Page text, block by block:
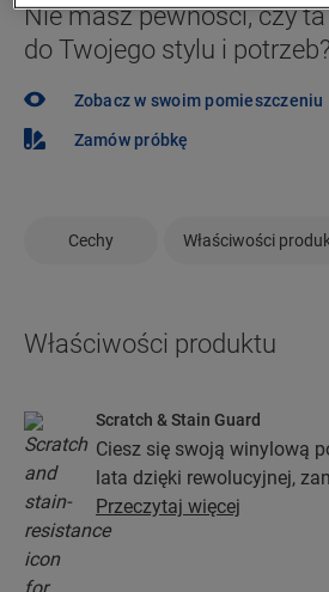
Nie masz pewności, czy
do Twojego stylu i potrzeb?
Zobacz w swoim pomieszczeniu
Zamów próbkę
Cechy Właściwości
Właściwości produktu
Scratch & Stain Guard
Ciesz się swoją winylową
lata dzięki rewolucyjnej,
wierzchniej warstwy
Stain Guard i Scratch
Przeczytaj więcej